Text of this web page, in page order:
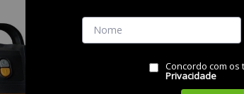
Vendido e
RESUMO
Concordo com os
Privacidade